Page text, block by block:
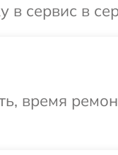
сервис в
время